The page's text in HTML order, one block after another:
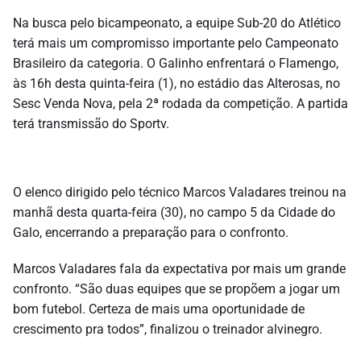
Na busca pelo bicampeonato, a equipe Sub-20 do Atlético
terá mais um compromisso importante pelo Campeonato
Brasileiro da categoria. O Galinho enfrentará o Flamengo,
às 16h desta quinta-feira (1), no estádio das Alterosas, no
Sesc Venda Nova, pela 2ª rodada da competição. A partida
terá transmissão do Sportv.
O elenco dirigido pelo técnico Marcos Valadares treinou na
manhã desta quarta-feira (30), no campo 5 da Cidade do
Galo, encerrando a preparação para o confronto.
Marcos Valadares fala da expectativa por mais um grande
confronto. “São duas equipes que se propõem a jogar um
bom futebol. Certeza de mais uma oportunidade de
crescimento pra todos”, finalizou o treinador alvinegro.